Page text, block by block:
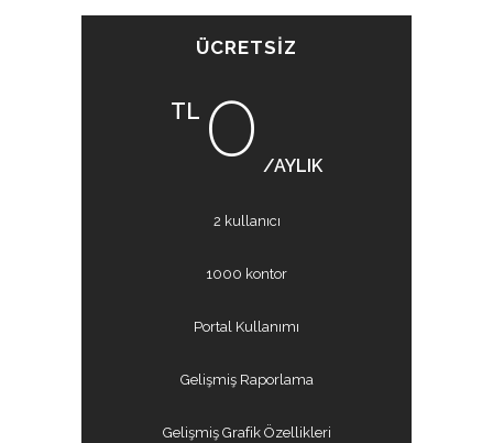
ÜCRETSIZ
TL 0 /AYLIK
2 kullanıcı
1000 kontor
Portal Kullanımı
Gelişmiş Raporlama
Gelişmiş Grafik Özellikleri